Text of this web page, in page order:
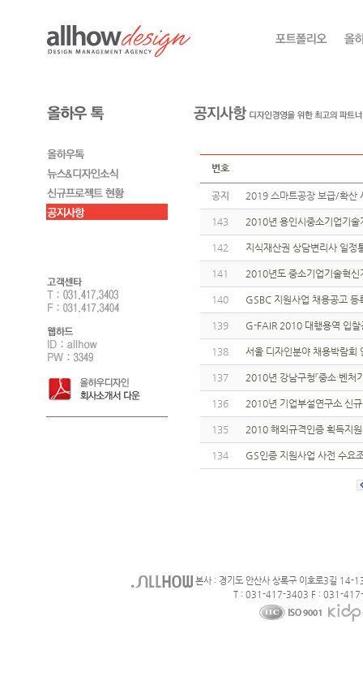
번호
공지 2019 스마트공장 보급/확
143 2010년 용인시중소기업기술
142 지식재산권 상담변리사 일
141 2010년도 중소기업기술혁
140 GSBC 지원사업 채용공고
139 G-FAIR 2010 대행용역 입찰
138 서울 디자인분야 채용박람회
137 2010년 강남구청『중소·벤
136 2010년 기업부설연구소 신
135 2010 해외규격인증 획득지
134 GS인증 지원사업 사전 수요
본사 : 경기도 안산사 상록구 이호로3길 14-
T : 031-417-3403 F : 031-